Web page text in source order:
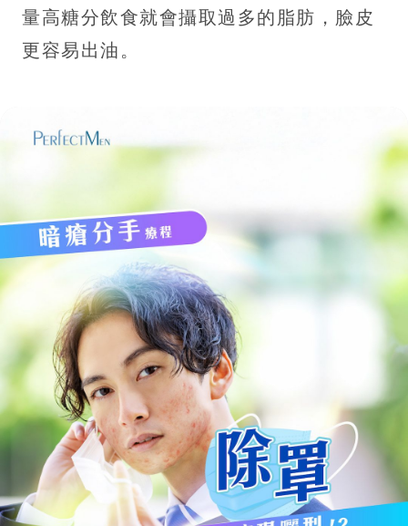
量高糖分飲食就會攝取過多的脂肪，臉皮
更容易出油。